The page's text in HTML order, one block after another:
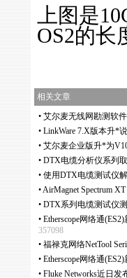
上图是
OS2的长
相关文章
• 艾尔麦无线网勘测软
• LinkWare 7.X版本升*
• 艾尔麦企业版升*为
• DTX电缆分析仪系列
• 使用DTX电缆测试仪
•AirMagnet Spectrum
• DTX系列电缆测试仪
• Etherscope网络通
357098
• 福禄克网络NetTool
• Etherscope网络通
• Fluke Networks近日